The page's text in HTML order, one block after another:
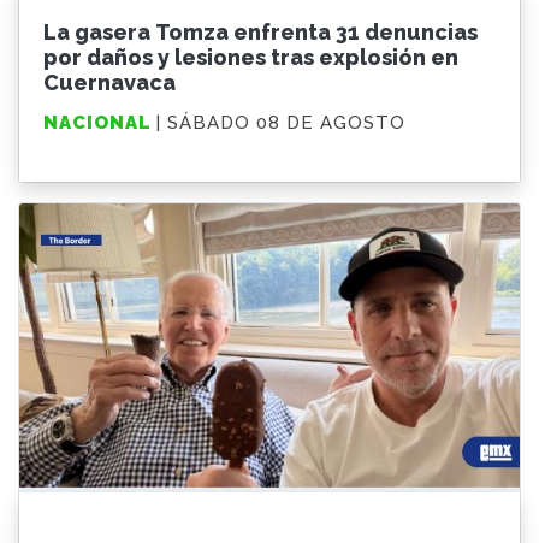
La gasera Tomza enfrenta 31 denuncias
por daños y lesiones tras explosión en
Cuernavaca
NACIONAL | SÁBADO 08 DE AGOSTO